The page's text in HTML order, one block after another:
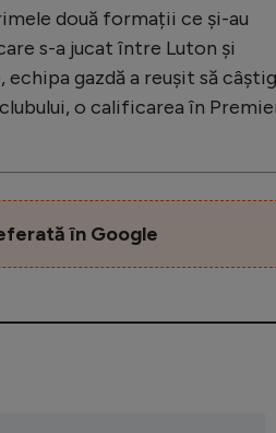
două formații ce și-au
s-a jucat între Luton și
gazdă a reușit să
o calificarea în
în Google